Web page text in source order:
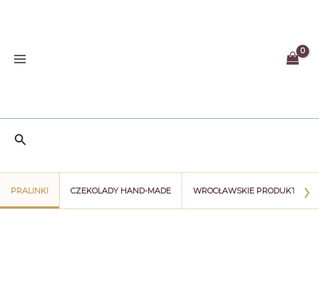
Szukaj
PRALINKI CZEKOLADY HAND-MADE WROCŁAWSKIE PRODUKTY ›